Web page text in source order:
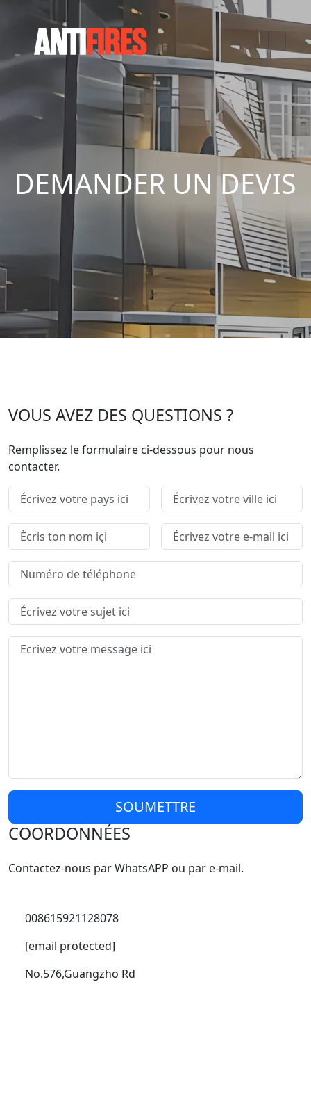
DEMANDER UN DEVIS
VOUS AVEZ DES QUESTIONS ?
Remplissez le formulaire ci-dessous pour nous
contacter.
SOUMETTRE
COORDONNÉES
Contactez-nous par WhatsAPP ou par e-mail.
008615921128078
[email protected]
No.576,Guangzho Rd